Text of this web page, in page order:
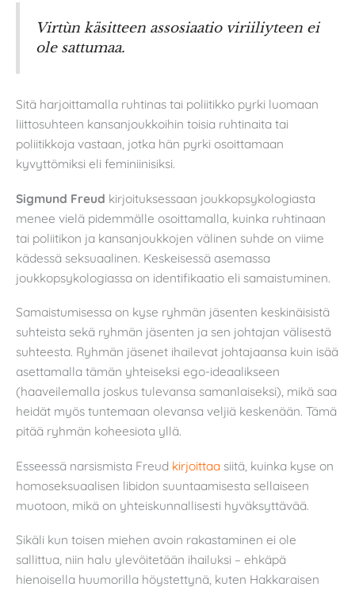
Virtùn käsitteen assosiaatio viriiliyteen ei
ole sattumaa.
Sitä harjoittamalla ruhtinas tai poliitikko pyrki luomaan
liittosuhteen kansanjoukkoihin toisia ruhtinaita tai
poliitikkoja vastaan, jotka hän pyrki osoittamaan
kyvyttömiksi eli feminiinisiksi.
Sigmund Freud kirjoituksessaan joukkopsykologiasta
menee vielä pidemmälle osoittamalla, kuinka ruhtinaan
tai poliitikon ja kansanjoukkojen välinen suhde on viime
kädessä seksuaalinen. Keskeisessä asemassa
joukkopsykologiassa on identifikaatio eli samaistuminen.
Samaistumisessa on kyse ryhmän jäsenten keskinäisistä
suhteista sekä ryhmän jäsenten ja sen johtajan välisestä
suhteesta. Ryhmän jäsenet ihailevat johtajaansa kuin isää
asettamalla tämän yhteiseksi ego-ideaalikseen
(haaveilemalla joskus tulevansa samanlaiseksi), mikä saa
heidät myös tuntemaan olevansa veljiä keskenään. Tämä
pitää ryhmän koheesiota yllä.
Esseessä narsismista Freud kirjoittaa siitä, kuinka kyse on
homoseksuaalisen libidon suuntaamisesta sellaiseen
muotoon, mikä on yhteiskunnallisesti hyväksyttävää.
Sikäli kun toisen miehen avoin rakastaminen ei ole
sallittua, niin halu ylevöitetään ihailuksi – ehkäpä
hienoisella huumorilla höystettynä, kuten Hakkaraisen